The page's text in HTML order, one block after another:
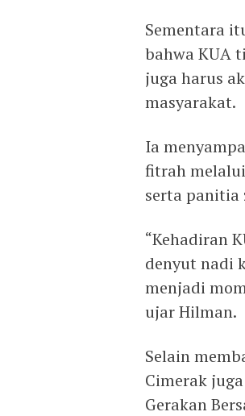
Sementara
bahwa KUA
juga harus
masyarakat.
Ia
fitrah
serta panitia
“Kehadiran
denyut nadi
menjadi
ujar Hilman.
Selain
Cimerak
Gerakan